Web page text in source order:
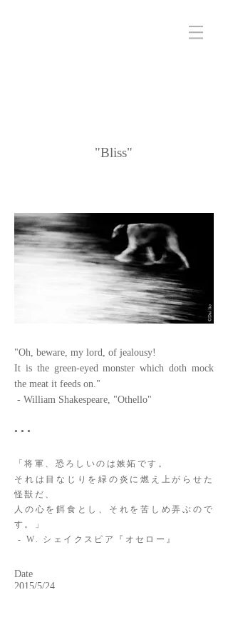
"Oh, beware, my lord, of jealousy!
It is the green-eyed monster which doth mock
the meat it feeds on."
- William Shakespeare, "Othello"
• • •
「将軍、恐ろしいのは嫉妬です。
それは目なじりを緑の炎に燃え上がらせた
怪獣だ、
人の心を餌食とし、それを苦しめ弄ぶので
す。」
- W. シェイクスピア『オセロー』
"Bliss"
Date
2015/5/24